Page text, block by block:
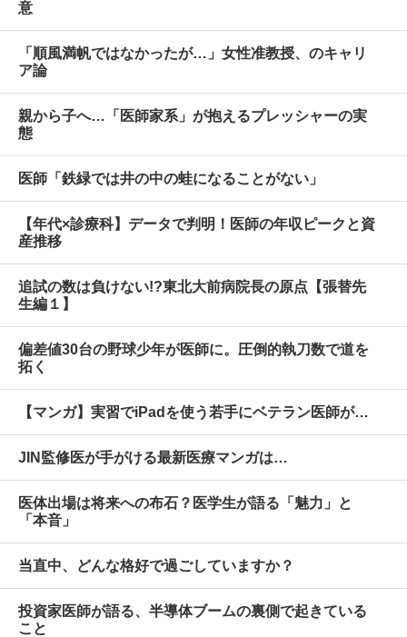
意
「順風満帆ではなかったが…」女性准教授、のキャリ
ア論
親から子へ…「医師家系」が抱えるプレッシャーの実
態
医師「鉄緑では井の中の蛙になることがない」
【年代×診療科】データで判明！医師の年収ピークと資
産推移
追試の数は負けない!?東北大前病院長の原点【張替先
生編１】
偏差値30台の野球少年が医師に。圧倒的執刀数で道を
拓く
【マンガ】実習でiPadを使う若手にベテラン医師が…
JIN監修医が手がける最新医療マンガは…
医体出場は将来への布石？医学生が語る「魅力」と
「本音」
当直中、どんな格好で過ごしていますか？
投資家医師が語る、半導体ブームの裏側で起きている
こと